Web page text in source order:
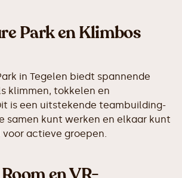
Park en Klimbos
in Tegelen biedt spannende
klimmen, tokkelen en
is een uitstekende teambuilding-
samen kunt werken en elkaar kunt
actieve groepen.